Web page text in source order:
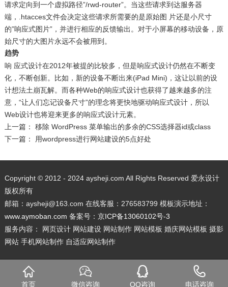
请求定向到一个虚拟路径”/rwd-router”。当这些请求到达服务器
端，.htacces文件会决定这些请求所需要的是原始图 片还是小尺寸
的”响应式图片”，并进行相应的反馈输出。对于小屏幕的移动设备，原
始尺寸的大图片永远不会被用到。
趋势
响 应式设计在2012年被提的比较多，但是响应式设计仍然在不断变
化，不断创新。比如，新的设备不断出来(iPad Mini)，这让以前的设
计想法土崩瓦解。而各种Web的响应式设计也获得了越来越多的注
意，“让人们忘记设备尺寸”的理念将更快地驱动响应式设计，所以
Web设计也将迎来更多的响应式设计元素。
上一篇：
移除 WordPress 菜单输出的多余的CSS选择器id或class
下一篇：
用wordpress进行网站建设的5点好处
Copyright © 2012 - 2024 aysheji.com All Rights Reserved 爱永设计
版权所有
邮箱：aysheji@163.com 在线客服：276583799 模板演示地址：
www.aymoban.com 备案号： 京ICP备13060102号-3
服务内容： 网页设计 网站建设 网站制作 网站模板 婚庆网站模板 摄影
网站 手机网站制作 自适应网站制作
首页 微信咨询 QQ咨询 电话咨询